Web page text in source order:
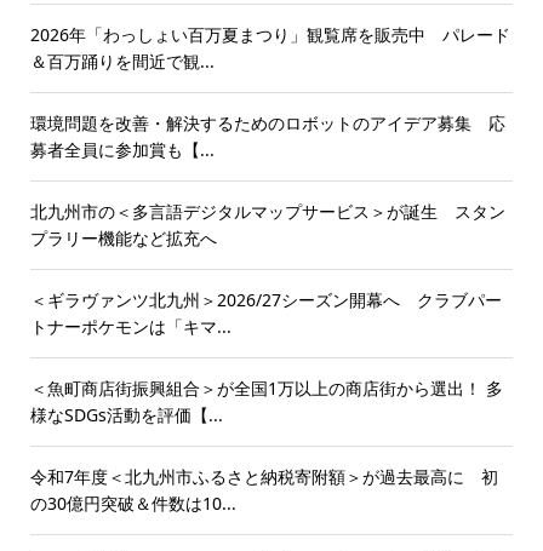
2026年「わっしょい百万夏まつり」観覧席を販売中 パレード
＆百万踊りを間近で観...
環境問題を改善・解決するためのロボットのアイデア募集 応
募者全員に参加賞も【...
北九州市の＜多言語デジタルマップサービス＞が誕生 スタン
プラリー機能など拡充へ
＜ギラヴァンツ北九州＞2026/27シーズン開幕へ クラブパー
トナーポケモンは「キマ...
＜魚町商店街振興組合＞が全国1万以上の商店街から選出！ 多
様なSDGs活動を評価【...
令和7年度＜北九州市ふるさと納税寄附額＞が過去最高に 初
の30億円突破＆件数は10...